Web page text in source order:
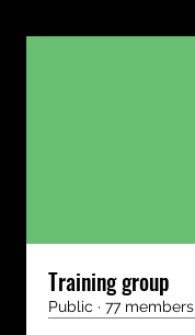
Training group
Public · 77 members